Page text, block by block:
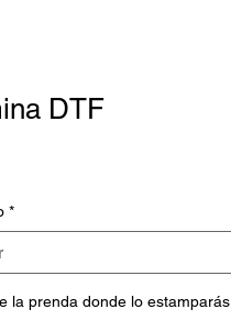
DTF
*
la prenda donde lo estamparás